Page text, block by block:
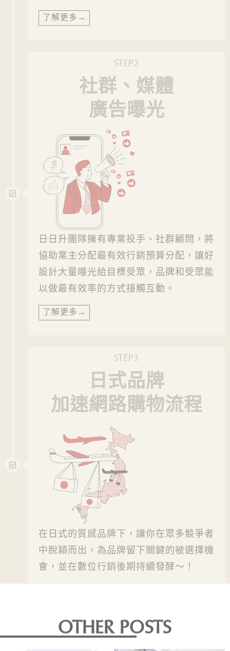
了解更多→
STEP2
社群、媒體
廣告曝光
日日升團隊擁有專業投手、社群顧問，將
協助業主分配最有效行銷預算分配，讓好
設計大量曝光給目標受眾，品牌和受眾能
以做最有效率的方式接觸互動。
了解更多→
STEP3
日式品牌
加速網路購物流程
在日式的質感品牌下，讓你在眾多競爭者
中脫穎而出，為品牌留下關鍵的被選擇機
會，並在數位行銷後期持續發酵～！